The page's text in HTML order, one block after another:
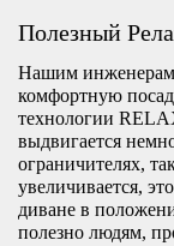
Полезный
Нашим инженерам
комфортную
технологии
выдвигается
ограничителях,
увеличивается,
диване в
полезно людям,